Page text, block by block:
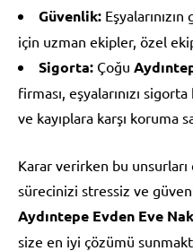
Güvenlik:
için uzman ekipler, özel
Sigorta: Çoğu
firması, eşyalarınızı
ve kayıplara karşı koruma
Karar verirken bu
sürecinizi stressiz ve
Aydıntepe Evden Eve
size en iyi çözümü